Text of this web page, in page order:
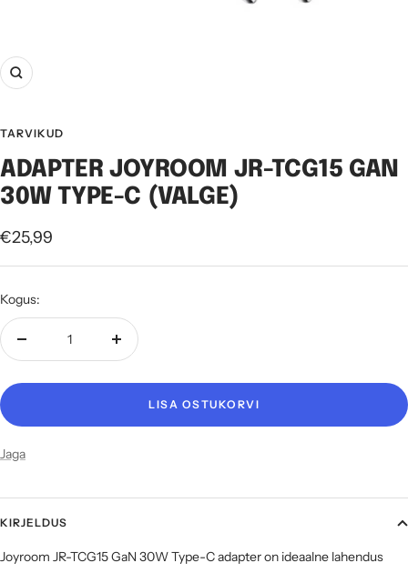
Suurenda
TARVIKUD
ADAPTER JOYROOM JR-TCG15 GAN
30W TYPE-C (VALGE)
Soodushind
€25,99
Kogus:
Vähenda
Suurenda
LISA OSTUKORVI
Jaga
KIRJELDUS
Joyroom JR-TCG15 GaN 30W Type-C adapter on ideaalne lahendus